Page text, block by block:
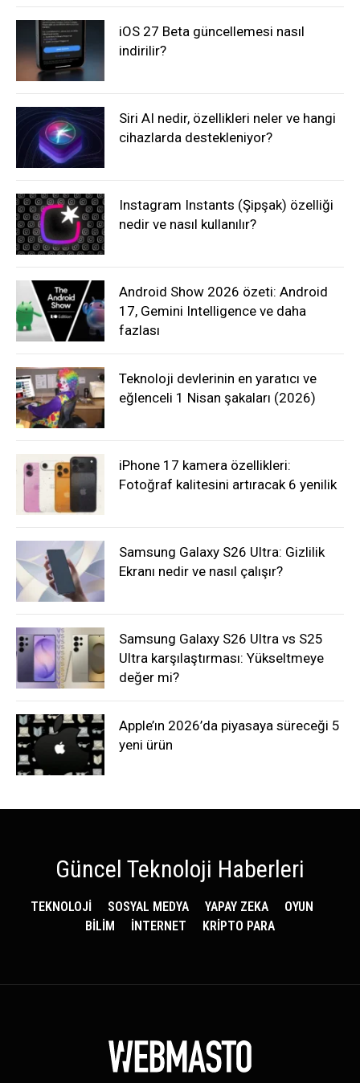
iOS 27 Beta güncellemesi nasıl
indirilir?
Siri AI nedir, özellikleri neler ve hangi
cihazlarda destekleniyor?
Instagram Instants (Şipşak) özelliği
nedir ve nasıl kullanılır?
Android Show 2026 özeti: Android
17, Gemini Intelligence ve daha
fazlası
Teknoloji devlerinin en yaratıcı ve
eğlenceli 1 Nisan şakaları (2026)
iPhone 17 kamera özellikleri:
Fotoğraf kalitesini artıracak 6 yenilik
Samsung Galaxy S26 Ultra: Gizlilik
Ekranı nedir ve nasıl çalışır?
Samsung Galaxy S26 Ultra vs S25
Ultra karşılaştırması: Yükseltmeye
değer mi?
Apple’ın 2026’da piyasaya süreceği 5
yeni ürün
Güncel Teknoloji Haberleri
TEKNOLOJİ SOSYAL MEDYA YAPAY ZEKA
OYUN
BİLİM
İNTERNET KRİPTO PARA